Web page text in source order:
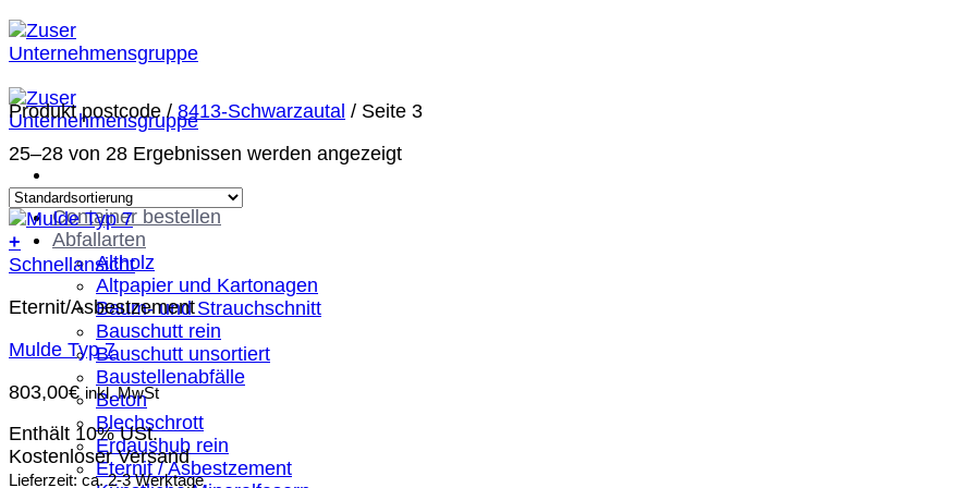
Zum
Inhalt
springen
Container bestellen
Abfallarten
Altholz
Altpapier und Kartonagen
Baum- und Strauchschnitt
Bauschutt rein
Bauschutt unsortiert
Baustellenabfälle
Beton
Blechschrott
Erdaushub rein
Eternit / Asbestzement
Produkt postcode/ 8413-Schwarzautal / Seite 3
25–28 von 28 Ergebnissen werden angezeigt
+
Schnellansicht
Eternit/Asbestzement
Mulde Typ 7
803,00€ inkl. MwSt
Enthält 10% USt.
Kostenloser Versand
Lieferzeit: ca. 2-3 Werktage